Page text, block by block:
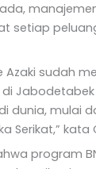
setiap
Azaki sudah
dunia, mulai
Serikat,” kata
program